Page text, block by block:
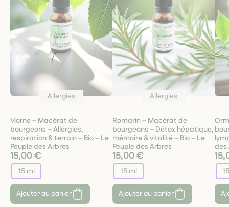
Allergies
Viorne – Macérat de
bourgeons – Allergies,
respiration & terrain – Bio – Le
Peuple des Arbres
15,00 €
15 ml
Ajouter au panier
Allergies
Romarin – Macérat de
bourgeons – Détox hépatique,
mémoire & vitalité – Bio – Le
Peuple des Arbres
15,00 €
15 ml
Ajouter au panier
des